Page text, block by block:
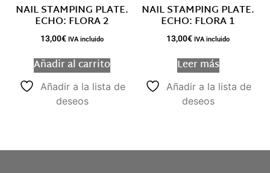
NAIL STAMPING PLATE.
ECHO: FLORA 2
13,00€ IVA incluido
Añadir al carrito
Añadir a la lista de
deseos
NAIL STAMPING PLATE.
ECHO: FLORA 1
13,00€ IVA incluido
Leer más
Añadir a la lista de
deseos